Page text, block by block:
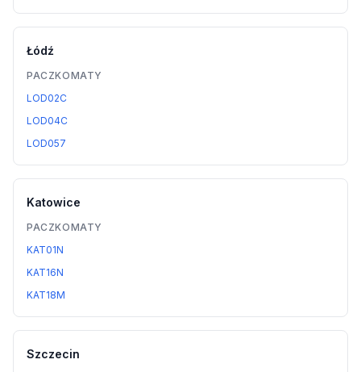
Łódź
PACZKOMATY
LOD02C
LOD04C
LOD057
Katowice
PACZKOMATY
KAT01N
KAT16N
KAT18M
Szczecin